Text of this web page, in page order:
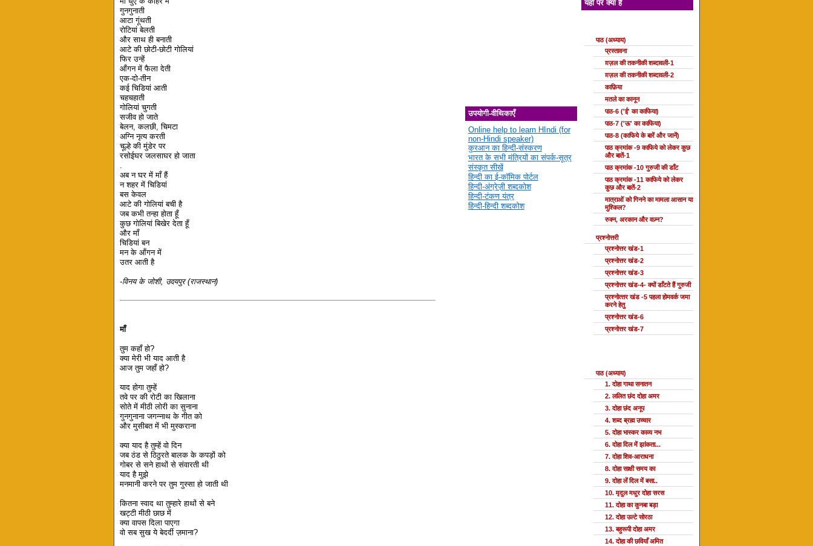
गुनगुनाती
आटा गूंथती
रोटियां बेलती
और साथ ही बनाती
आटे की छोटी-छोटी गोलियां
फिर उन्हें
आँगन में फैला देती
एक-दो-तीन
कई चिडियां आती
चहचहाती
गोलियां चुगती
सजीव हो जाते
बेलन, कलछी, चिमटा
अग्नि नृत्य करती
चूल्हे की मुंडेर पर
रसोईघर जलसाघर हो जाता
.
अब न घर में माँ हैं
न शहर में चिडियां
बस केवल
आटे की गोलियां बची है
जब कभी तन्हा होता हूँ
कुछ गोलियां बिखेर देता हूँ
और माँ
चिडियां बन
मन के आँगन में
उतर आती है
-विनय के जोशी, उदयपुर (राजस्थान)
माँ
तुम कहाँ हो?
क्या मेरी भी याद आती है
आज तुम जहाँ हो?
याद होगा तुम्हें
तवे पर की रोटी का खिलाना
सोते में मीठी लोरी का सुनाना
गुनगुनाना जगन्नाथ के गीत को
और मुसीबत में भी मुस्कराना
क्या याद है तुम्हें वो दिन
जब ठंड से ठिठुरते बालक के कपड़ों को
गोबर से सने हाथों से संवारती थी
याद है मुझे
मनमानी करने पर तुम गुस्सा हो जाती थी
कितना स्वाद था तुम्हारे हाथों से बने
खट्टी मीठी छाछ में
क्या वापस दिला पाएगा
वो सब सुख ये बेदर्दी ज़माना?
उपयोगी-वीथिकाएँ
Online help to learn HIndi (for
non-Hindi speaker)
कुरआन का हिन्दी-संस्करण
भारत के सभी मंत्रियों का संपर्क-सूत्र
संस्कृत सीखें
हिन्दी का ई-कॉमिक पोर्टल
हिन्दी-अंग्रेज़ी शब्दकोश
हिन्दी-टंकण यंत्र
हिन्दी-हिन्दी शब्दकोश
यहाँ पर क्या है
पाठ (अध्याय)
प्रस्तावना
ग़ज़ल की तकनीकी शब्दावली-1
ग़ज़ल की तकनीकी शब्दावली-2
काफ़िया
मतले का कानून
पाठ-6 ('ई' का काफिया)
पाठ-7 ('ऊ' का काफिया)
पाठ-8 (काफिये के बारें और जानें)
पाठ क्रमांक -9 काफिये को लेकर कुछ
और बातें-1
पाठ क्रमांक -10 गुरुजी की डाँट
पाठ क्रमांक -11 काफिये को लेकर
कुछ और बातें-2
मात्राओं को गिनने का मामला आसान या
मुश्किल?
रुक्न, अरकान और वज़्न?
प्रश्नोत्तरी
प्रश्नोत्तर खंड-1
प्रश्नोत्तर खंड-2
प्रश्नोत्तर खंड-3
प्रश्नोत्तर खंड-4- क्यों डाँटते हैं गुरुजी
प्रश्‍नोत्‍तर खंड -5 पहला होमवर्क जमा
करने हेतु
प्रश्नोत्तर खंड-6
प्रश्नोत्तर खंड-7
पाठ (अध्याय)
1. दोहा गाथा सनातन
2. ललित छंद दोहा अमर
3. दोहा छंद अनूप
4. शब्द ब्रह्म उच्चार
5. दोहा भास्कर काव्य नभ
6. दोहा दिल में झांकता...
7. दोहा शिव-आराधना
8. दोहा साक्षी समय का
9. दोहा लें दिल में बसा..
10. मृदुल मधुर दोहा सरस
11. दोहा का कुनबा बड़ा
12. दोहा उल्टे सोरठा
13. बहुरूपी दोहा अमर
14. दोहा की छवियाँ अमित